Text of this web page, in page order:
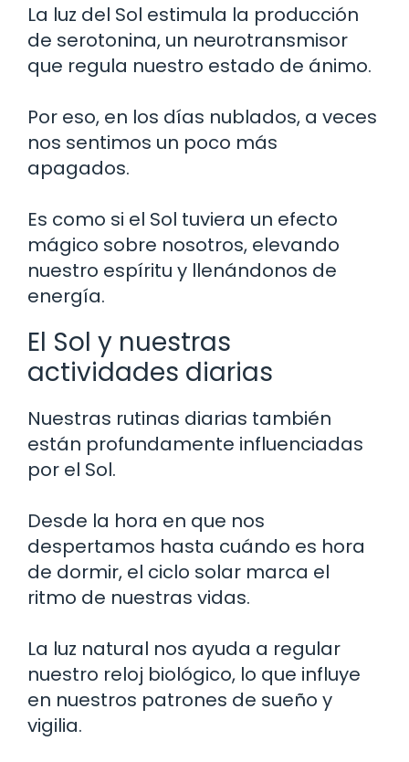
La luz del Sol estimula la producción
de serotonina, un neurotransmisor
que regula nuestro estado de ánimo.
Por eso, en los días nublados, a veces
nos sentimos un poco más
apagados.
Es como si el Sol tuviera un efecto
mágico sobre nosotros, elevando
nuestro espíritu y llenándonos de
energía.
El Sol y nuestras
actividades diarias
Nuestras rutinas diarias también
están profundamente influenciadas
por el Sol.
Desde la hora en que nos
despertamos hasta cuándo es hora
de dormir, el ciclo solar marca el
ritmo de nuestras vidas.
La luz natural nos ayuda a regular
nuestro reloj biológico, lo que influye
en nuestros patrones de sueño y
vigilia.